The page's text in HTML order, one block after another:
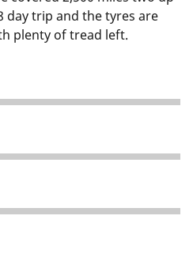
day trip and the tyres are
plenty of tread left.